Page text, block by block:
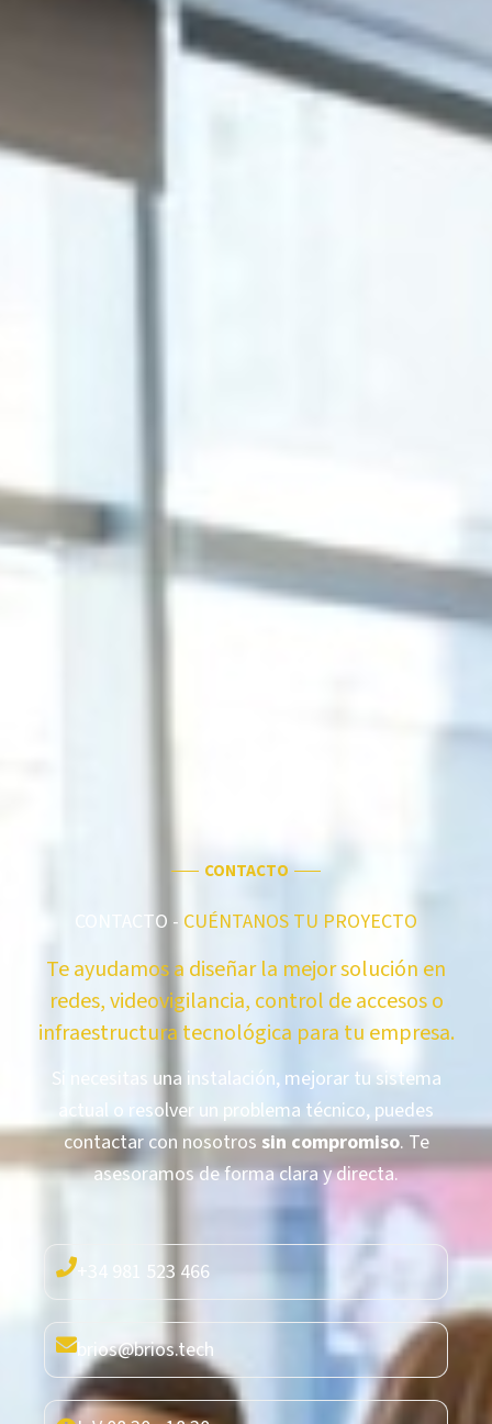
CONTACTO
CONTACTO - CUÉNTANOS TU PROYECTO
Te ayudamos a diseñar la mejor solución en
redes, videovigilancia, control de accesos o
infraestructura tecnológica para tu empresa.
Si necesitas una instalación, mejorar tu sistema
actual o resolver un problema técnico, puedes
contactar con nosotros sin compromiso. Te
asesoramos de forma clara y directa.
+34 981 523 466
brios@brios.tech